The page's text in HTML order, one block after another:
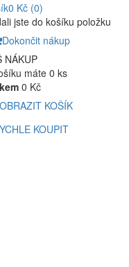
0 Kč (0)
jste do košíku položku
Dokončit nákup
NÁKUP
máte 0 ks
0 Kč
KOŠÍK
KOUPIT